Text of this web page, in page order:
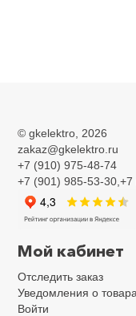
© gkelektro , 2026
zakaz@gkelektro.ru
+7 (910) 975-48-74
+7 (901) 985-53-
Мой кабинет
Отследить заказ
Уведомления о
Войти